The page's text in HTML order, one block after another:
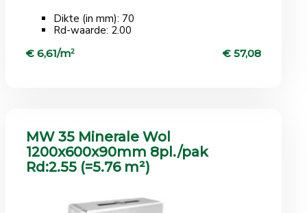
Dikte (in mm): 70
Rd-waarde: 2.00
€ 6,61/m2 € 57,08
MW 35 Minerale Wol
1200x600x90mm 8pl./pak
Rd:2.55 (=5.76 m²)